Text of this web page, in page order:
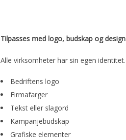
Tilpasses med logo, budskap og design
Alle virksomheter har sin egen
Bedriftens logo
Firmafarger
Tekst eller slagord
Kampanjebudskap
Grafiske elementer